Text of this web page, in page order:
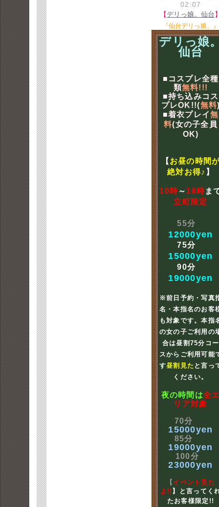
02:07
【デリっ娘。仙台
『仙台デリっ娘。』
デリっ娘
仙台
■コスプレ全種
類無料!!!
■持ち込みコス
プレOK!!(無料
■着衣プレイ無
料(女の子全員
OK)
【 お昼の時間
絶対お得♪ 】
10時～ 18時ま
立町限定
55分
12000yen
75分
15000yen
90分
19000yen
※前日予約・写真
名・本指名のお客
も対象です。本指
の女の子ご利用の
合は昼割75分コー
スからご利用可能
す昼割見た と言っ
ください。
夜の時間は全
リア対象
70分
15000yen
85分
19000yen
100分
23000yen
【 イベント見た
よ!! 】と言ってく
たお客様限定!!